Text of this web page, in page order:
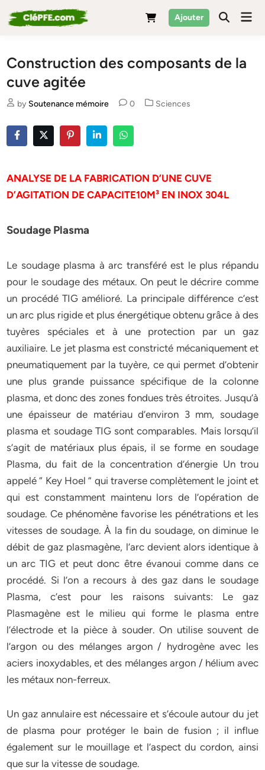
to
Ajouter
Construction des composants de la
cuve agitée
by Soutenance mémoire 0
Posted
Sciences
ANALYSE DE LA FABRICATION D’UNE CUVE
D’AGITATION DE CAPACITE10M³ EN INOX 304L
Soudage Plasma
Le soudage plasma à arc transféré est le plus répandu
pour le soudage des métaux. On peut le décrire comme
un procédé TIG amélioré. La principale différence c’est
un arc plus rigide et plus énergétique obtenu grâce à des
tuyères spéciales et à une protection par un gaz
auxiliaire. Le jet plasma est constricté mécaniquement et
pneumatiquement par la tuyère, ce qui permet d’obtenir
une plus grande puissance spécifique de la colonne
plasma, et donc des zones fondues très étroites. Jusqu’à
une épaisseur de matériau d’environ 3 mm, soudage
plasma et soudage TIG sont comparables. Mais lorsqu’il
s’agit de matériaux plus épais, il se forme en soudage
Plasma, du fait de la concentration d’énergie Un trou
appelé “ Key Hoel ” qui traverse complètement le joint et
qui est constamment maintenu lors de l’opération de
soudage. Ce phénomène favorise les pénétrations et les
vitesses de soudage. À la fin du soudage, on diminue le
débit de gaz plasmagène, l’arc devient alors identique à
un arc TIG et peut donc être évanoui comme dans ce
procédé. Si l’on a recours à des gaz dans le soudage
Plasma, c’est pour les raisons suivants: Le gaz
Plasmagène est le milieu qui forme le plasma entre
l’électrode et la pièce à souder. On utilise souvent de
l’argon ou des mélanges argon / hydrogène avec les
aciers inoxydables, et des mélanges argon / hélium avec
les métaux non-ferreux.
Un gaz annulaire est nécessaire et s’écoule autour du jet
de plasma pour protéger le bain de fusion ; il influe
également sur le mouillage et l’aspect du cordon, ainsi
que sur la vitesse de soudage.